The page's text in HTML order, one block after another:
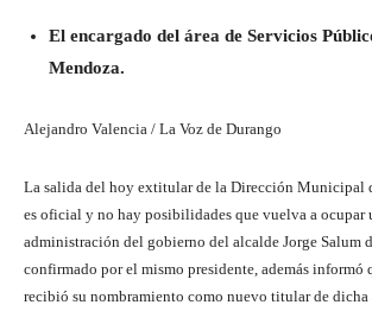
El encargado del área de Servicios
Mendoza.
Alejandro Valencia / La Voz de Durango
La salida del hoy extitular de la Dirección Municipal
es oficial y no hay posibilidades que vuelva a ocupar
administración del gobierno del alcalde Jorge Salum
confirmado por el mismo presidente, además informó
recibió su nombramiento como nuevo titular de dicha